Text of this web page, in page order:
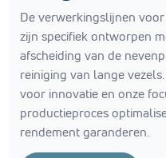
De verwerkingslijnen
zijn specifiek ontworpen
afscheiding van de
reiniging van lange
voor innovatie en onze
productieproces
rendement garanderen.